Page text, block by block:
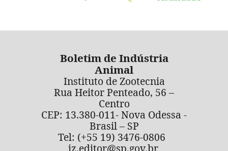
Boletim de Indústria
Animal
Instituto de Zootecnia
Rua Heitor Penteado, 56 –
Centro
CEP: 13.380-011- Nova Odessa -
Brasil – SP
Tel: (+55 19) 3476-0806
iz.editor@sp.gov.br